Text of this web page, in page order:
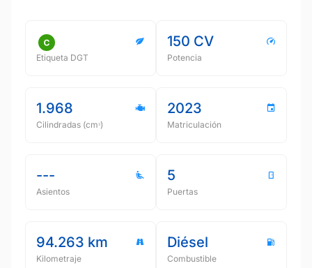
Etiqueta DGT
150 CV
Potencia
1.968
Cilindradas (cmᵌ)
2023
Matriculación
---
Asientos
5
Puertas
94.263 km
Kilometraje
Diésel
Combustible